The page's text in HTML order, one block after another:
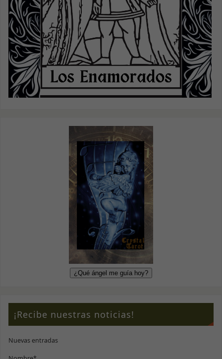
¡Recibe nuestras noticias!
Nuevas entradas